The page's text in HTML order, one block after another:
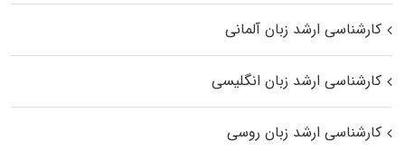
کارشناسی ارشد زبان آلمانی
کارشناسی ارشد زبان انگلیسی
کارشناسی ارشد زبان روسی